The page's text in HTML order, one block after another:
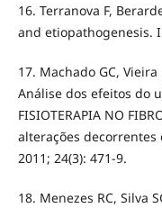
16. Terranova F,
and etiopathogenesis.
17. Machado GC,
Análise dos efeitos do
FISIOTERAPIA NO
alterações decorrentes
2011; 24(3): 471-9.
18. Menezes RC, Silva